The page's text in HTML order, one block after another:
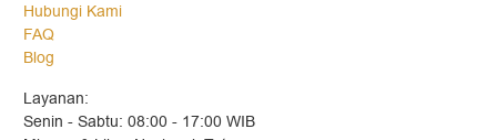
Hubungi Kami
FAQ
Blog
Layanan:
Senin - Sabtu: 08:00 - 17:00 WIB